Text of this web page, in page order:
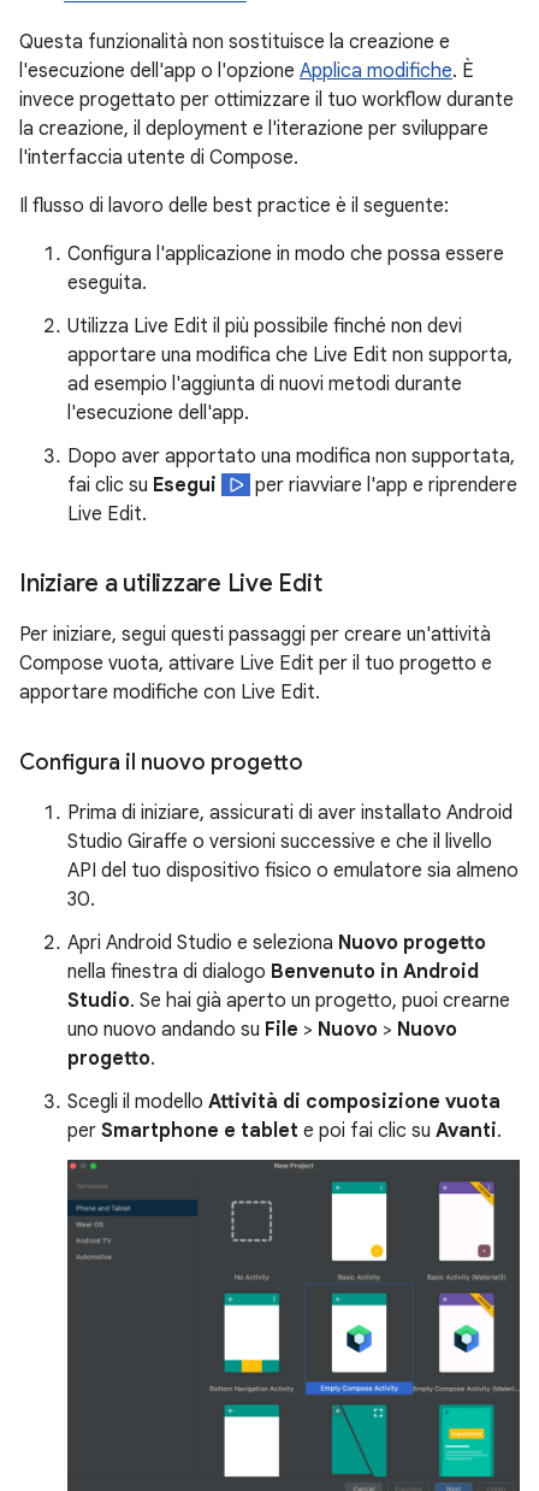
Questa funzionalità non sostituisce la creazione e
l'esecuzione dell'app o l'opzione Applica modifiche. È
invece progettato per ottimizzare il tuo workflow durante
la creazione, il deployment e l'iterazione per sviluppare
l'interfaccia utente di Compose.
Il flusso di lavoro delle best practice è il seguente:
Configura l'applicazione in modo che possa essere
eseguita.
Utilizza Live Edit il più possibile finché non devi
apportare una modifica che Live Edit non supporta,
ad esempio l'aggiunta di nuovi metodi durante
l'esecuzione dell'app.
Dopo aver apportato una modifica non supportata,
fai clic su Esegui
per riavviare l'app e riprendere
Live Edit.
Iniziare a utilizzare Live Edit
Per iniziare, segui questi passaggi per creare un'attività
Compose vuota, attivare Live Edit per il tuo progetto e
apportare modifiche con Live Edit.
Configura il nuovo progetto
Prima di iniziare, assicurati di aver installato Android
Studio Giraffe o versioni successive e che il livello
API del tuo dispositivo fisico o emulatore sia almeno
30.
Apri Android Studio e seleziona Nuovo progetto
nella finestra di dialogo Benvenuto in Android
Studio. Se hai già aperto un progetto, puoi crearne
uno nuovo andando su File > Nuovo > Nuovo
progetto.
Scegli il modello Attività di composizione vuota
per Smartphone e tablet e poi fai clic su Avanti.